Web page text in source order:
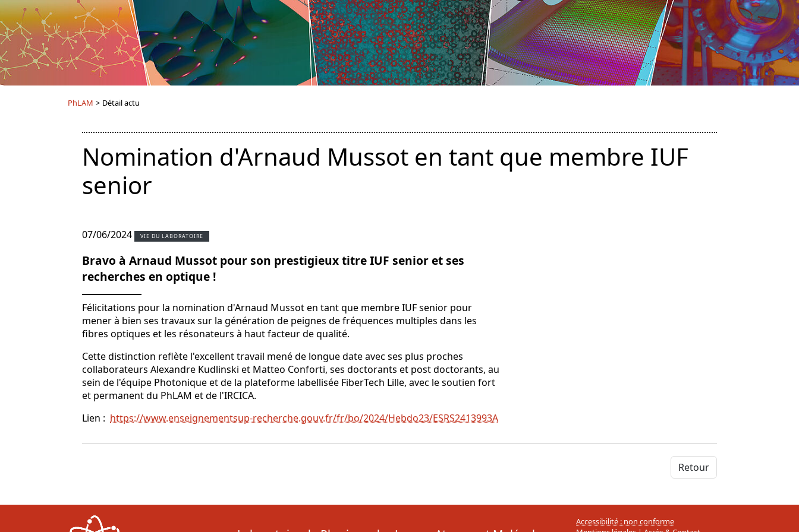
PhLAM > Détail actu
Nomination d'Arnaud Mussot en tant que membre IUF
senior
07/06/2024 VIE DU LABORATOIRE
Bravo à Arnaud Mussot pour son prestigieux titre IUF senior et ses
recherches en optique !
Félicitations pour la nomination d'Arnaud Mussot en tant que membre IUF senior pour
mener à bien ses travaux sur la génération de peignes de fréquences multiples dans les
fibres optiques et les résonateurs à haut facteur de qualité.
Cette distinction reflète l'excellent travail mené de longue date avec ses plus proches
collaborateurs Alexandre Kudlinski et Matteo Conforti, ses doctorants et post doctorants, au
sein de l'équipe Photonique et de la plateforme labellisée FiberTech Lille, avec le soutien fort
et permanent du PhLAM et de l'IRCICA.
Lien : https://www.enseignementsup-recherche.gouv.fr/fr/bo/2024/Hebdo23/ESRS2413993A
Retour
Accessibilité : non conforme